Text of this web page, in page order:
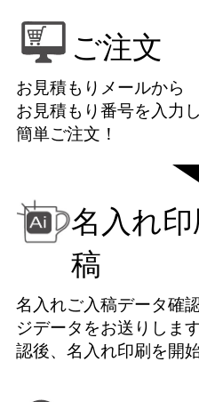
ご注文
お見積もりメールから
お見積もり番号を入力
簡単ご注文！
名入れ
稿
名入れご入稿データ確
ジデータをお送りしま
認後、名入れ印刷を開